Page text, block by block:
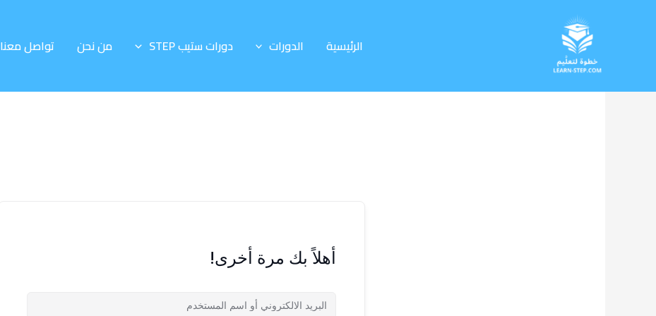
الرئيسية الدورات دورات ستيب STEP من نحن تواصل معنا
أهلاً بك مرة أخرى!